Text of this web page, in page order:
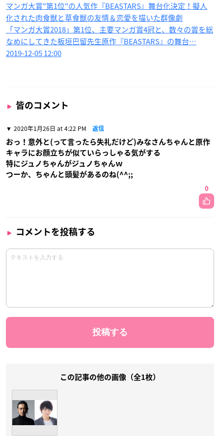
マンガ大賞"第1位"の人気作『BEASTARS』舞台化決定！擬人
化された肉食獣と草食獣の友情＆恋愛を描いた群像劇
「マンガ大賞2018」第1位、主要マンガ賞4冠と、数々の賞を総
なめにしてきた板垣巴留先生原作『BEASTARS』の舞台…
2019-12-05 12:00
皆のコメント
2020年1月26日 at 4:22 PM 返信
おっ！意外と(って言ったら失礼だけど)みなさんちゃんと原作
キャラにお顔立ちが似ていらっしゃる気がする
特にジュノちゃんがジュノちゃんｗ
つーか、ちゃんと頭髪があるのね(^^;;
0
コメントを投稿する
この記事の他の画像（全1枚）